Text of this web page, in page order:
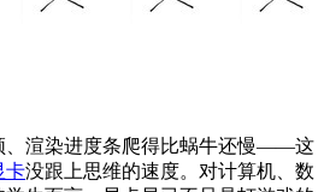
、渲染进度条爬得比蜗牛还慢——这
卡没跟上思维的速度。对计算机、数